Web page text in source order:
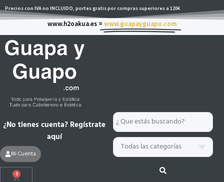
al
Precios con IVA no INCLUIDO, portes gratis por compras superiores a 120€
www.h2oakua.es = www.guapayguapo.com
Search
...
¿No tienes cuenta? Regístrate
aquí
Mi Cuenta
0
Carrito